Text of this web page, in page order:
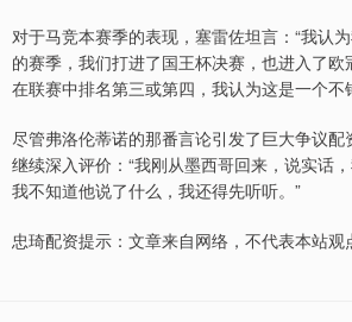
对于马竞本赛季的表现，塞雷佐坦言：“我认
的赛季，我们打进了国王杯决赛，也进入了
在联赛中排名第三或第四，我认为这是一个不
尽管弗洛伦蒂诺的那番言论引发了巨大争议
继续深入评价：“我刚从墨西哥回来，说实话
我不知道他说了什么，我还得先听听。”
忠琦配资提示：文章来自网络，不代表本站观